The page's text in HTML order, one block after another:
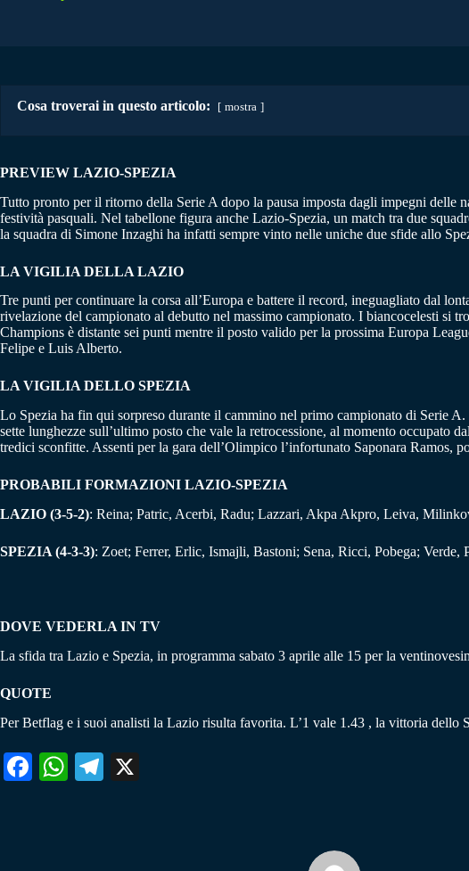
Cosa troverai in questo articolo: mostra
PREVIEW LAZIO-SPEZIA
Tutto pronto per il ritorno della Serie A dopo la pausa imposta dagli impegni delle
festività pasquali. Nel tabellone figura anche Lazio-Spezia, un match tra due
la squadra di Simone Inzaghi ha infatti sempre vinto nelle uniche due sfide allo
LA VIGILIA DELLA LAZIO
Tre punti per continuare la corsa all’Europa e battere il record, ineguagliato dal
rivelazione del campionato al debutto nel massimo campionato. I biancocelesti
Champions è distante sei punti mentre il posto valido per la prossima Europa
Felipe e Luis Alberto.
LA VIGILIA DELLO SPEZIA
Lo Spezia ha fin qui sorpreso durante il cammino nel primo campionato di Serie
sette lunghezze sull’ultimo posto che vale la retrocessione, al momento
tredici sconfitte. Assenti per la gara dell’Olimpico l’infortunato Saponara
PROBABILI FORMAZIONI LAZIO-SPEZIA
LAZIO (3-5-2): Reina; Patric, Acerbi, Radu; Lazzari, Akpa Akpro, Leiva,
SPEZIA (4-3-3): Zoet; Ferrer, Erlic, Ismajli, Bastoni; Sena, Ricci, Pobega;
DOVE VEDERLA IN TV
La sfida tra Lazio e Spezia, in programma sabato 3 aprile alle 15 per la
QUOTE
Per Betflag e i suoi analisti la Lazio risulta favorita. L’1 vale 1.43 , la vittoria dello
Fa W
Te